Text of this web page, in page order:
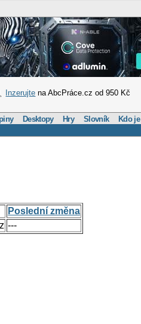
Inzerujte na AbcPráce.cz od 950 Kč
Desktopy Hry Slovník Kdo je
Poslední změna
---